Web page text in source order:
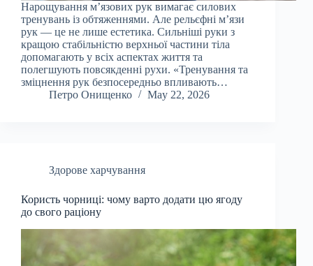
Нарощування м’язових рук вимагає силових
тренувань із обтяженнями. Але рельєфні м’язи
рук — це не лише естетика. Сильніші руки з
кращою стабільністю верхньої частини тіла
допомагають у всіх аспектах життя та
полегшують повсякденні рухи. «Тренування та
зміцнення рук безпосередньо впливають…
Петро Онищенко
May 22, 2026
Здорове харчування
Користь чорниці: чому варто додати цю ягоду
до свого раціону